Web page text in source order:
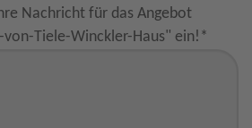
Nachricht für das Angebot
von-Tiele-Winckler-Haus" ein! *